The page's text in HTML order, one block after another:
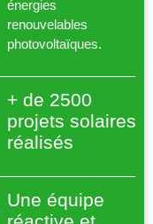
énergies
renouvelables
photovoltaïques.
+ de 2500
projets solaires
réalisés
Une équipe